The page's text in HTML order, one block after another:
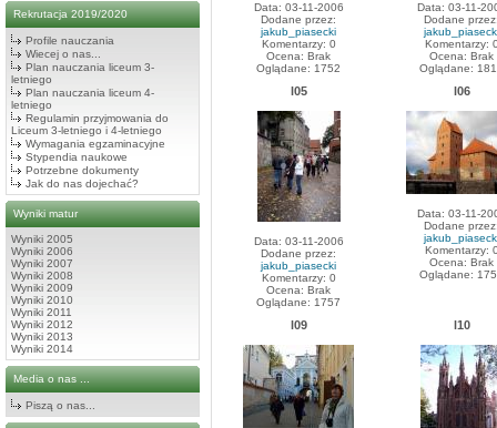
Rekrutacja 2019/2020
Profile nauczania
Wiecej o nas...
Plan nauczania liceum 3-
letniego
Plan nauczania liceum 4-
letniego
Regulamin przyjmowania do
Liceum 3-letniego i 4-letniego
Wymagania egzaminacyjne
Stypendia naukowe
Potrzebne dokumenty
Jak do nas dojechać?
Wyniki matur
Wyniki 2005
Wyniki 2006
Wyniki 2007
Wyniki 2008
Wyniki 2009
Wyniki 2010
Wyniki 2011
Wyniki 2012
Wyniki 2013
Wyniki 2014
Media o nas ...
Piszą o nas...
Data: 03-11-2006
Dodane przez:
jakub_piasecki
Komentarzy: 0
Ocena: Brak
Oglądane: 1752
Data: 03-11-
Dodane
Komentarzy:
Ocena: Brak
Oglądane:
l05
Data: 03-11-2006
Dodane przez:
jakub_piasecki
Komentarzy: 0
Ocena: Brak
Oglądane: 1757
l06
Data: 03-11-
Dodane
Komentarzy:
Ocena: Brak
Oglądane:
l09 l10